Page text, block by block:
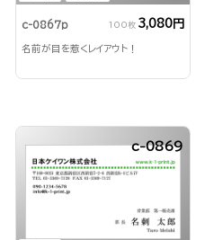
c-0867p 100枚 3,080円
名前が目を惹くレイアウト！
c-0869